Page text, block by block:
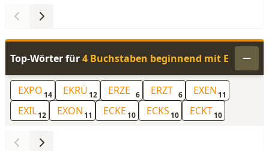
Top-Wörter für4 Buchstaben beginnend mit E
EXPO 14 EKRÜ 12 ERZE 6 ERZT 6 EXEN 11
EXIL12 EXON 11 ECKE 10 ECKS 10 ECKT10